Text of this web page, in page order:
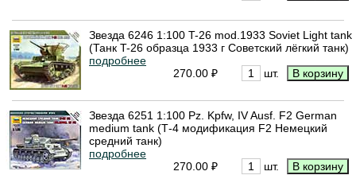
Звезда 6246 1:100 T-26 mod.1933 Soviet Light tank
(Танк T-26 образца 1933 г Советский лёгкий танк)
подробнее
270.00 ₽
шт.
Звезда 6251 1:100 Pz. Kpfw, IV Ausf. F2 German
medium tank (Т-4 модификация F2 Немецкий
средний танк)
подробнее
270.00 ₽
шт.